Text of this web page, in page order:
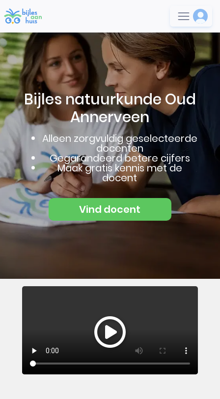
Bijles natuurkunde Oud
Annerveen
Alleen zorgvuldig geselecteerde
docenten
Gegarandeerd betere cijfers
Maak gratis kennis met de
docent
Vind docent